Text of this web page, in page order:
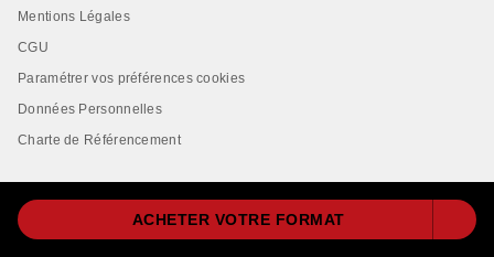
ACHETER VOTRE FORMAT
Mentions Légales
CGU
Paramétrer vos préférences cookies
Données Personnelles
Charte de Référencement